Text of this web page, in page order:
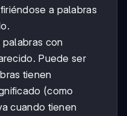
a palabras
con
Puede ser
tienen
(como
cuando tienen